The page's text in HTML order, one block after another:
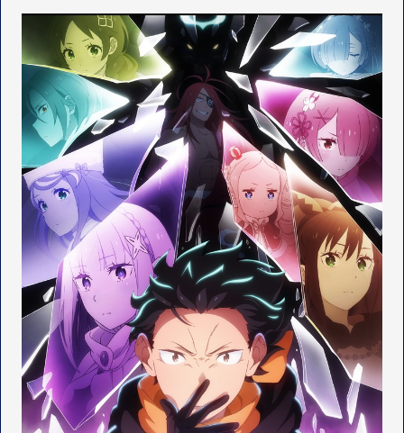
T
W
I
T
R
Y
T
T
I
T
O